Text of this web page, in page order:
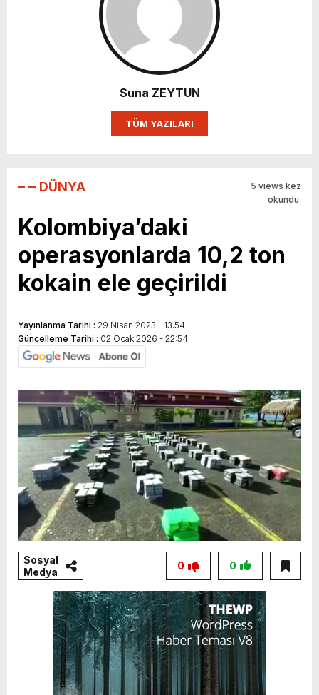
Suna ZEYTUN
TÜM YAZILARI
DÜNYA
5 views kez
okundu.
Kolombiya’daki
operasyonlarda 10,2 ton
kokain ele geçirildi
Yayınlanma Tarihi : 29 Nisan 2023 - 13:54
Güncelleme Tarihi : 02 Ocak 2026 - 22:54
Sosyal
Medya
0
0